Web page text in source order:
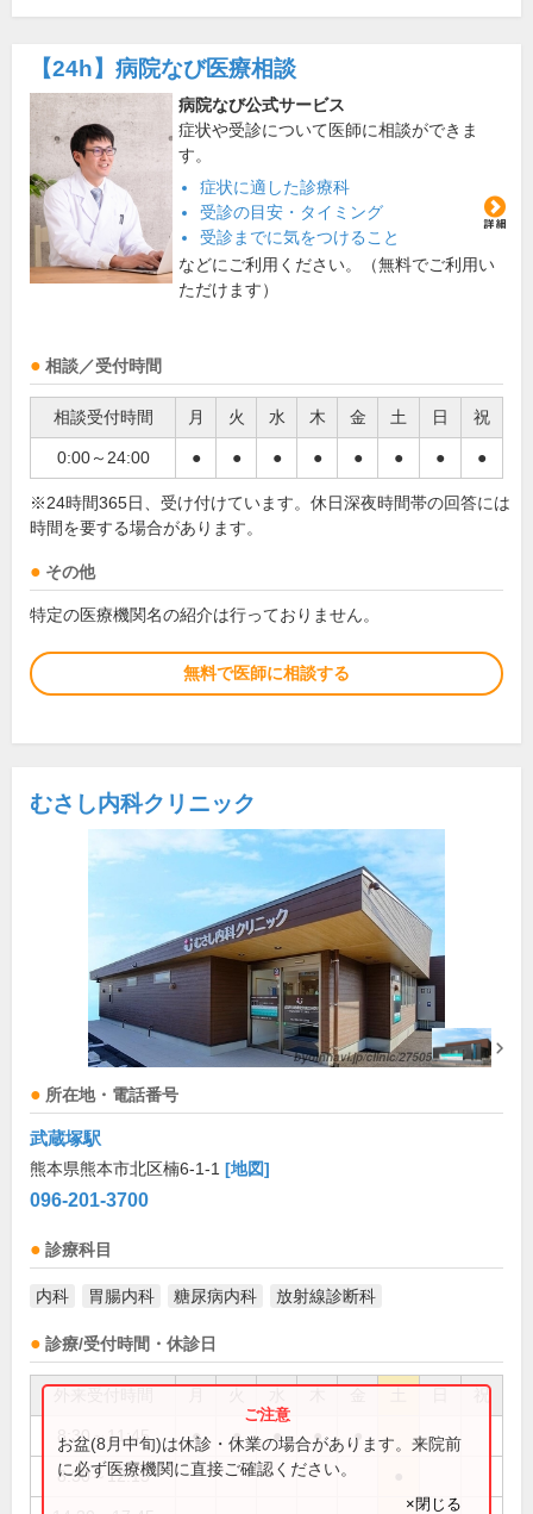
【24h】 病院なび医療相談
病院なび公式サービス
症状や受診について医師に相談ができま
す。
症状に適した診療科
受診の目安・タイミング
受診までに気をつけること
などにご利用ください。（無料でご利用い
ただけます）
相談／受付時間
相談受付時間 月 火 水 木 金 土 日 祝
0:00～24:00 ● ● ● ● ● ● ● ●
※24時間365日、受け付けています。休日深夜時間帯の回答には
時間を要する場合があります。
その他
特定の医療機関名の紹介は行っておりません。
無料で医師に相談する
むさし内科クリニック
所在地・電話番号
武蔵塚駅
熊本県熊本市北区楠6-1-1 [地図]
096-201-3700
診療科目
内科 胃腸内科 糖尿病内科 放射線診断科
診療/受付時間・休診日
祝
8:30～11:45 ● ● ● ● ●
8:30～12:15
お盆(8月中旬)は休診・休業の場合があります。来院前
に必ず医療機関に直接ご確認ください。
×閉じる